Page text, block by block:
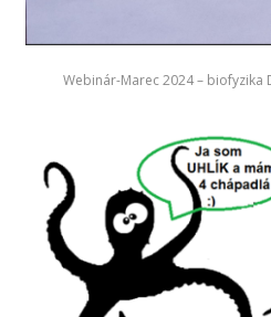
Webinár-Marec 2024 – biofyzika